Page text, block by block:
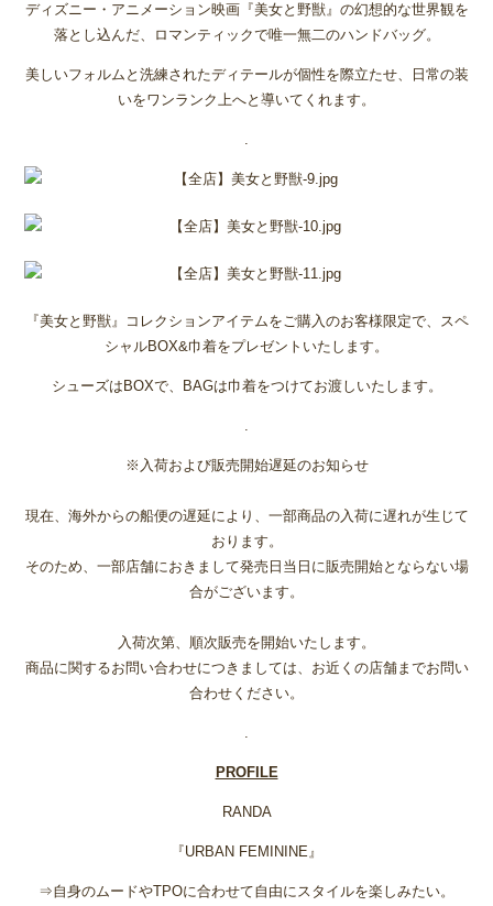
ディズニー・アニメーション映画『美女と野獣』の幻想的な世界観を
落とし込んだ、ロマンティックで唯一無二のハンドバッグ。
美しいフォルムと洗練されたディテールが個性を際立たせ、日常の装
いをワンランク上へと導いてくれます。
.
『美女と野獣』コレクションアイテムをご購入のお客様限定で、スペ
シャルBOX&巾着をプレゼントいたします。
シューズはBOXで、BAGは巾着をつけてお渡しいたします。
.
※入荷および販売開始遅延のお知らせ
現在、海外からの船便の遅延により、一部商品の入荷に遅れが生じて
おります。
そのため、一部店舗におきまして発売日当日に販売開始とならない場
合がございます。
入荷次第、順次販売を開始いたします。
商品に関するお問い合わせにつきましては、お近くの店舗までお問い
合わせください。
.
PROFILE
RANDA
『URBAN FEMININE』
⇒自身のムードやTPOに合わせて自由にスタイルを楽しみたい。